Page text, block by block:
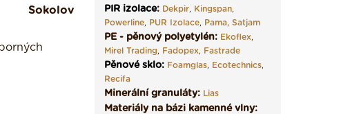
Sokolov PIR izolace: Dekpir, Kingspan,
Powerline, PUR Izolace, Pama, Satjam
PE - pěnový polyetylén: Ekoflex,
Mirel Trading, Fadopex, Fastrade
Pěnové sklo: Foamglas, Ecotechnics,
Recifa
Minerální granuláty: Lias
Materiály na bázi kamenné vlny: